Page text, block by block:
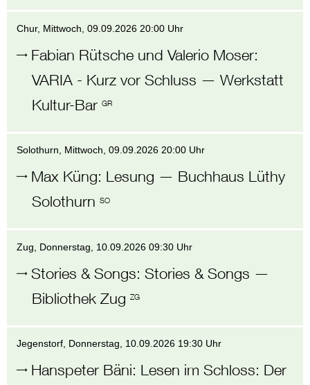
Chur, Mittwoch,09.09.2026 20:00 Uhr
Fabian Rütsche und Valerio Moser:
VARIA - Kurz vor Schluss — Werkstatt
Kultur-Bar GR
Solothurn, Mittwoch,09.09.2026 20:00 Uhr
Max Küng: Lesung — Buchhaus Lüthy
Solothurn SO
Zug , Donnerstag, 10.09.2026 09:30 Uhr
Stories & Songs:Stories & Songs —
Bibliothek Zug ZG
Jegenstorf, Donnerstag, 10.09.2026 19:30 Uhr
Hanspeter Bäni: Lesen im Schloss: Der